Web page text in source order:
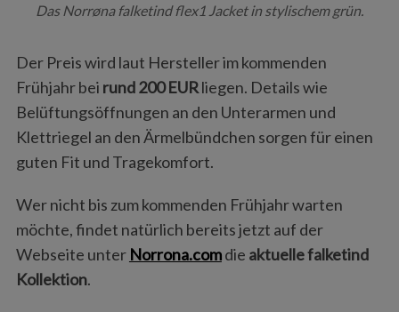
Das Norrøna falketind flex1 Jacket in stylischem grün.
Der Preis wird laut Hersteller im kommenden
Frühjahr bei rund 200 EURliegen. Details wie
Belüftungsöffnungen an den Unterarmen und
Klettriegel an den Ärmelbündchen sorgen für einen
guten Fit und Tragekomfort.
Wer nicht bis zum kommenden Frühjahr warten
möchte, findet natürlich bereits jetzt auf der
Webseite unter Norrona.comdie aktuelle falketind
Kollektion.